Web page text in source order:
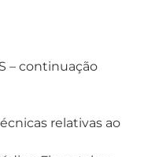
– continuação
relativas ao